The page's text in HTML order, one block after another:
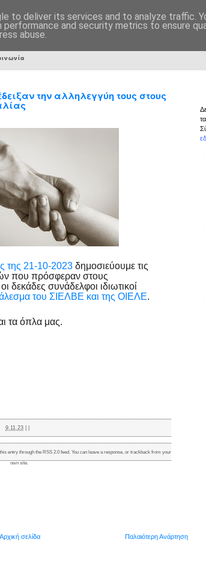
την αλληλεγγύη τους στους
της 21-10-2023 δημοσιεύουμε τις
που πρόσφεραν στους
δεκάδες συνάδελφοι ιδιωτικοί
του ΣΙΕΛΒΕ και της ΟΙΕΛΕ.
τα όπλα μας.
9.11.23
entry through the RSS 2.0 feed. You can leave a response, ortrackback from your
own site.
Παλαιότερη Ανάρτηση
Αρχική σελίδα
to deliver its services and to analyze traffic.
performance and security metrics to ensure
abuse.